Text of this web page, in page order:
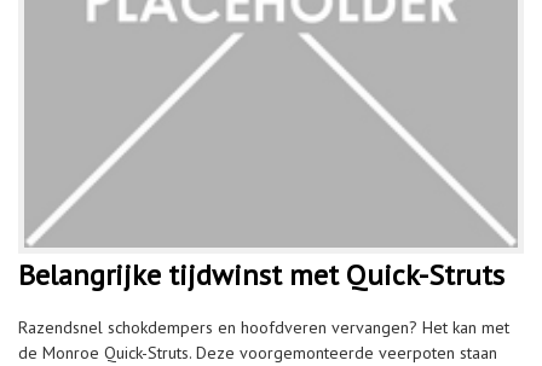
Belangrijke tijdwinst met Quick-Struts
Razendsnel schokdempers en hoofdveren vervangen? Het kan met
de Monroe Quick-Struts. Deze voorgemonteerde veerpoten staan